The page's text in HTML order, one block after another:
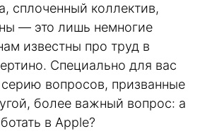
сплоченный коллектив,
— это лишь немногие
известны про труд в
Специально для вас
вопросов, призванные
более важный вопрос: а
в Apple?